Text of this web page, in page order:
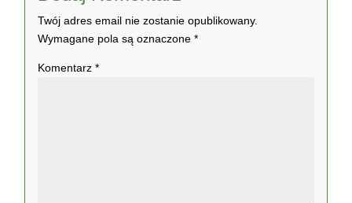
Twój adres email nie zostanie opublikowany.
Wymagane pola są oznaczone*
Komentarz*